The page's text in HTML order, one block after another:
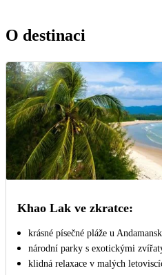
O destinaci
Khao Lak ve zkratce:
krásné písečné pláže u
národní parky s exotickými
klidná relaxace v malých